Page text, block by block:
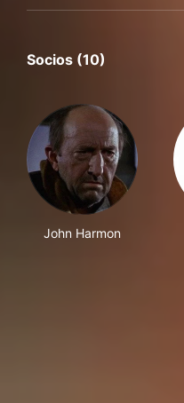
Socios (10)
John Harmon